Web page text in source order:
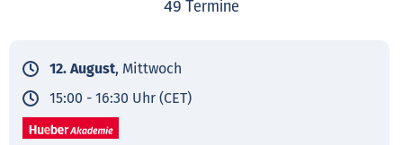
49 Termine
12. August, Mittwoch
15:00 - 16:30 Uhr (CET)